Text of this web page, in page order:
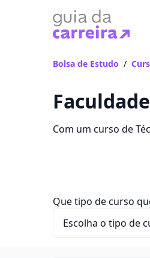
Bolsa de Estudo /
Com um curso de
Que tipo de curso